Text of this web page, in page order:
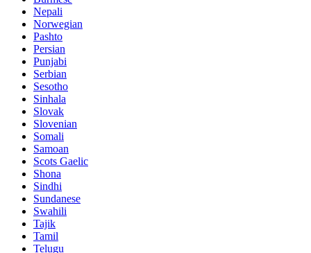
Nepali
Norwegian
Pashto
Persian
Punjabi
Serbian
Sesotho
Sinhala
Slovak
Slovenian
Somali
Samoan
Scots Gaelic
Shona
Sindhi
Sundanese
Swahili
Tajik
Tamil
Telugu